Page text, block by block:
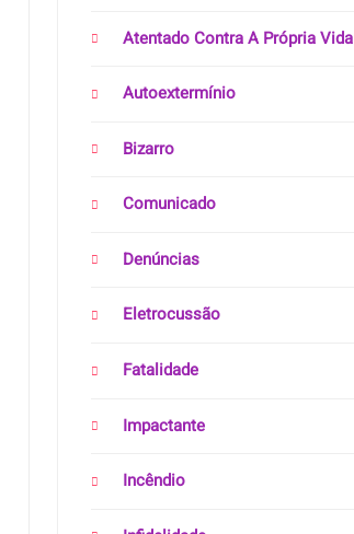
Atentado Contra A Própria Vida
Autoextermínio
Bizarro
Comunicado
Denúncias
Eletrocussão
Fatalidade
Impactante
Incêndio